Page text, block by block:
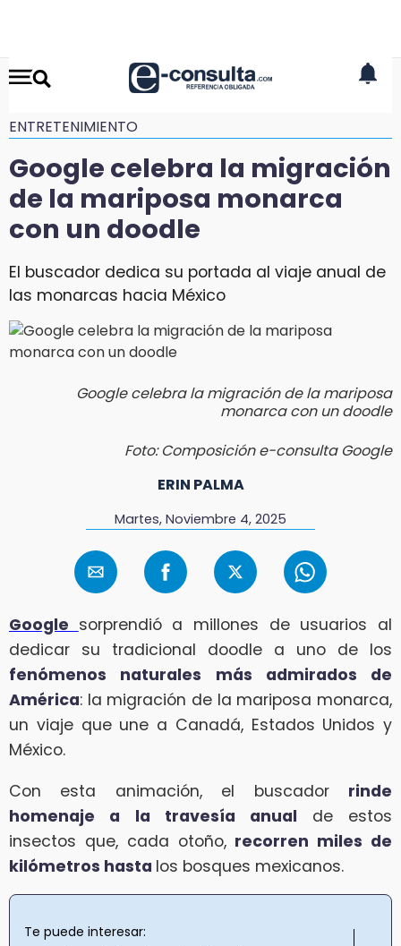
ENTRETENIMIENTO
Google celebra la migración
de la mariposa monarca
con un doodle
El buscador dedica su portada al viaje anual de
las monarcas hacia México
Google celebra la migración de la mariposa
monarca con un doodle
Foto: Composición e-consulta Google
ERIN PALMA
Martes, Noviembre 4, 2025
Google sorprendió a millones de usuarios al
dedicar su tradicional doodle a uno de los
fenómenos naturales más admirados de
América: la migración de la mariposa monarca,
un viaje que une a Canadá, Estados Unidos y
México.
Con esta animación, el buscador rinde
homenaje a la travesía anual de estos
insectos que, cada otoño, recorren miles de
kilómetros hasta los bosques mexicanos.
Te puede interesar: